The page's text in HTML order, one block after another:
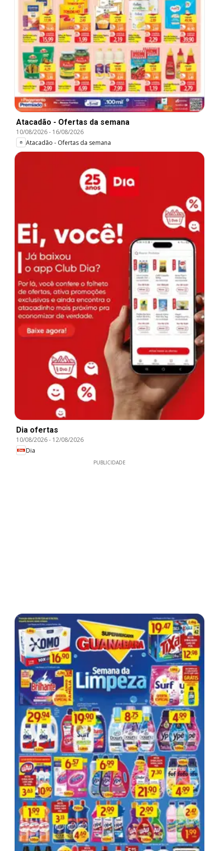
Atacadão - Ofertas da semana
10/08/2026- 16/08/2026
Atacadão - Ofertas da semana
Dia ofertas
10/08/2026- 12/08/2026
Dia
PUBLICIDADE